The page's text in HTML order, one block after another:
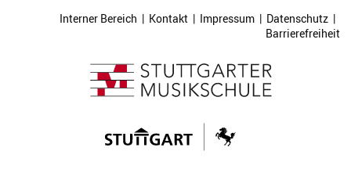
Interner Bereich | Kontakt | Impressum | Datenschutz |
Barrierefreiheit